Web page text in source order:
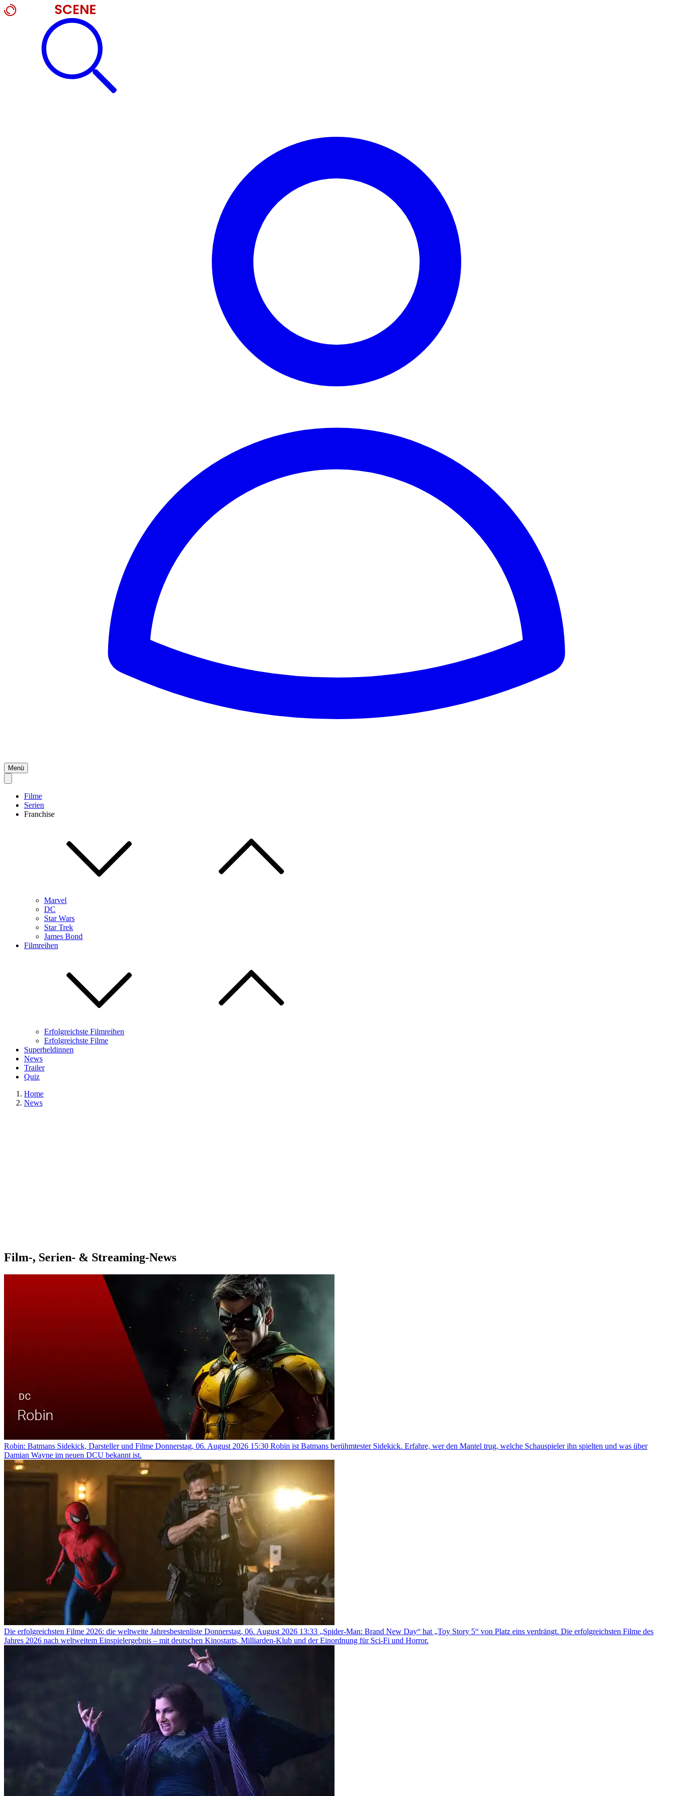
Menü
Filme
Serien
Franchise
Marvel
DC
Star Wars
Star Trek
James Bond
Filmreihen
Erfolgreichste Filmreihen
Erfolgreichste Filme
Superheldinnen
News
Trailer
Quiz
Home
News
Film-, Serien- & Streaming-News
Robin: Batmans Sidekick, Darsteller und Filme Donnerstag, 06. August 2026 15:30 Robin ist Batmans berühmtester Sidekick. Erfahre, wer den Mantel trug, welche Schauspieler ihn spielten und was über
Damian Wayne im neuen DCU bekannt ist.
Die erfolgreichsten Filme 2026: die weltweite Jahresbestenliste Donnerstag, 06. August 2026 13:33 „Spider-Man: Brand New Day“ hat „Toy Story 5“ von Platz eins verdrängt. Die erfolgreichsten Filme des
Jahres 2026 nach weltweitem Einspielergebnis – mit deutschen Kinostarts, Milliarden-Klub und der Einordnung für Sci-Fi und Horror.